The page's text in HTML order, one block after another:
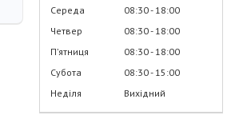
Середа
08:30 18:00
Четвер
08:30 18:00
Пʼятниця
08:30 18:00
Субота
08:30 15:00
Неділя
Вихідний